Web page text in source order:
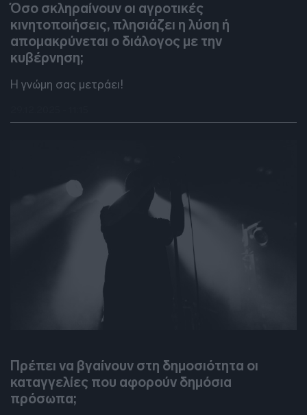
Όσο σκληραίνουν οι αγροτικές
κινητοποιήσεις, πλησιάζει η λύση ή
απομακρύνεται ο διάλογος με την
κυβέρνηση;
Η γνώμη σας μετράει!
Πρέπει να βγαίνουν στη δημοσιότητα οι
καταγγελίες που αφορούν δημόσια
πρόσωπα;